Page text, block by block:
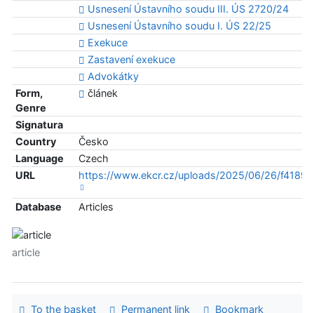
Usnesení Ústavního soudu III. ÚS 2720/24
Usnesení Ústavního soudu I. ÚS 22/25
Exekuce
Zastavení exekuce
Advokátky
Form,
Genre
článek
Signatura
Country
Česko
Language
Czech
URL
https://www.ekcr.cz/uploads/2025/06/26/
Database Articles
article
To the basket Permanent link
Bookmark